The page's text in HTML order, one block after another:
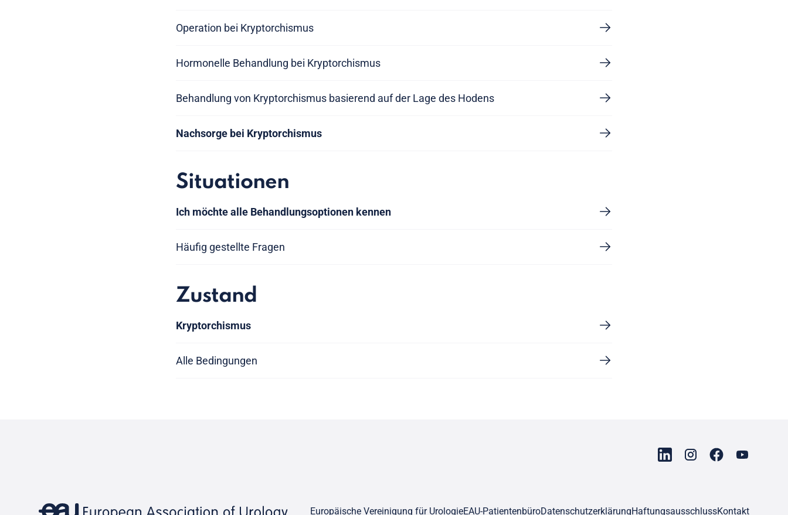
Operation bei Kryptorchismus
Hormonelle Behandlung bei Kryptorchismus
Behandlung von Kryptorchismus basierend auf der Lage des Hodens
Nachsorge bei Kryptorchismus
Situationen
Ich möchte alle Behandlungsoptionen kennen
Häufig gestellte Fragen
Zustand
Kryptorchismus
Alle Bedingungen
Europäische Vereinigung für UrologieEAU-PatientenbüroDatenschutzerklärungHaftungsausschlussKontakt